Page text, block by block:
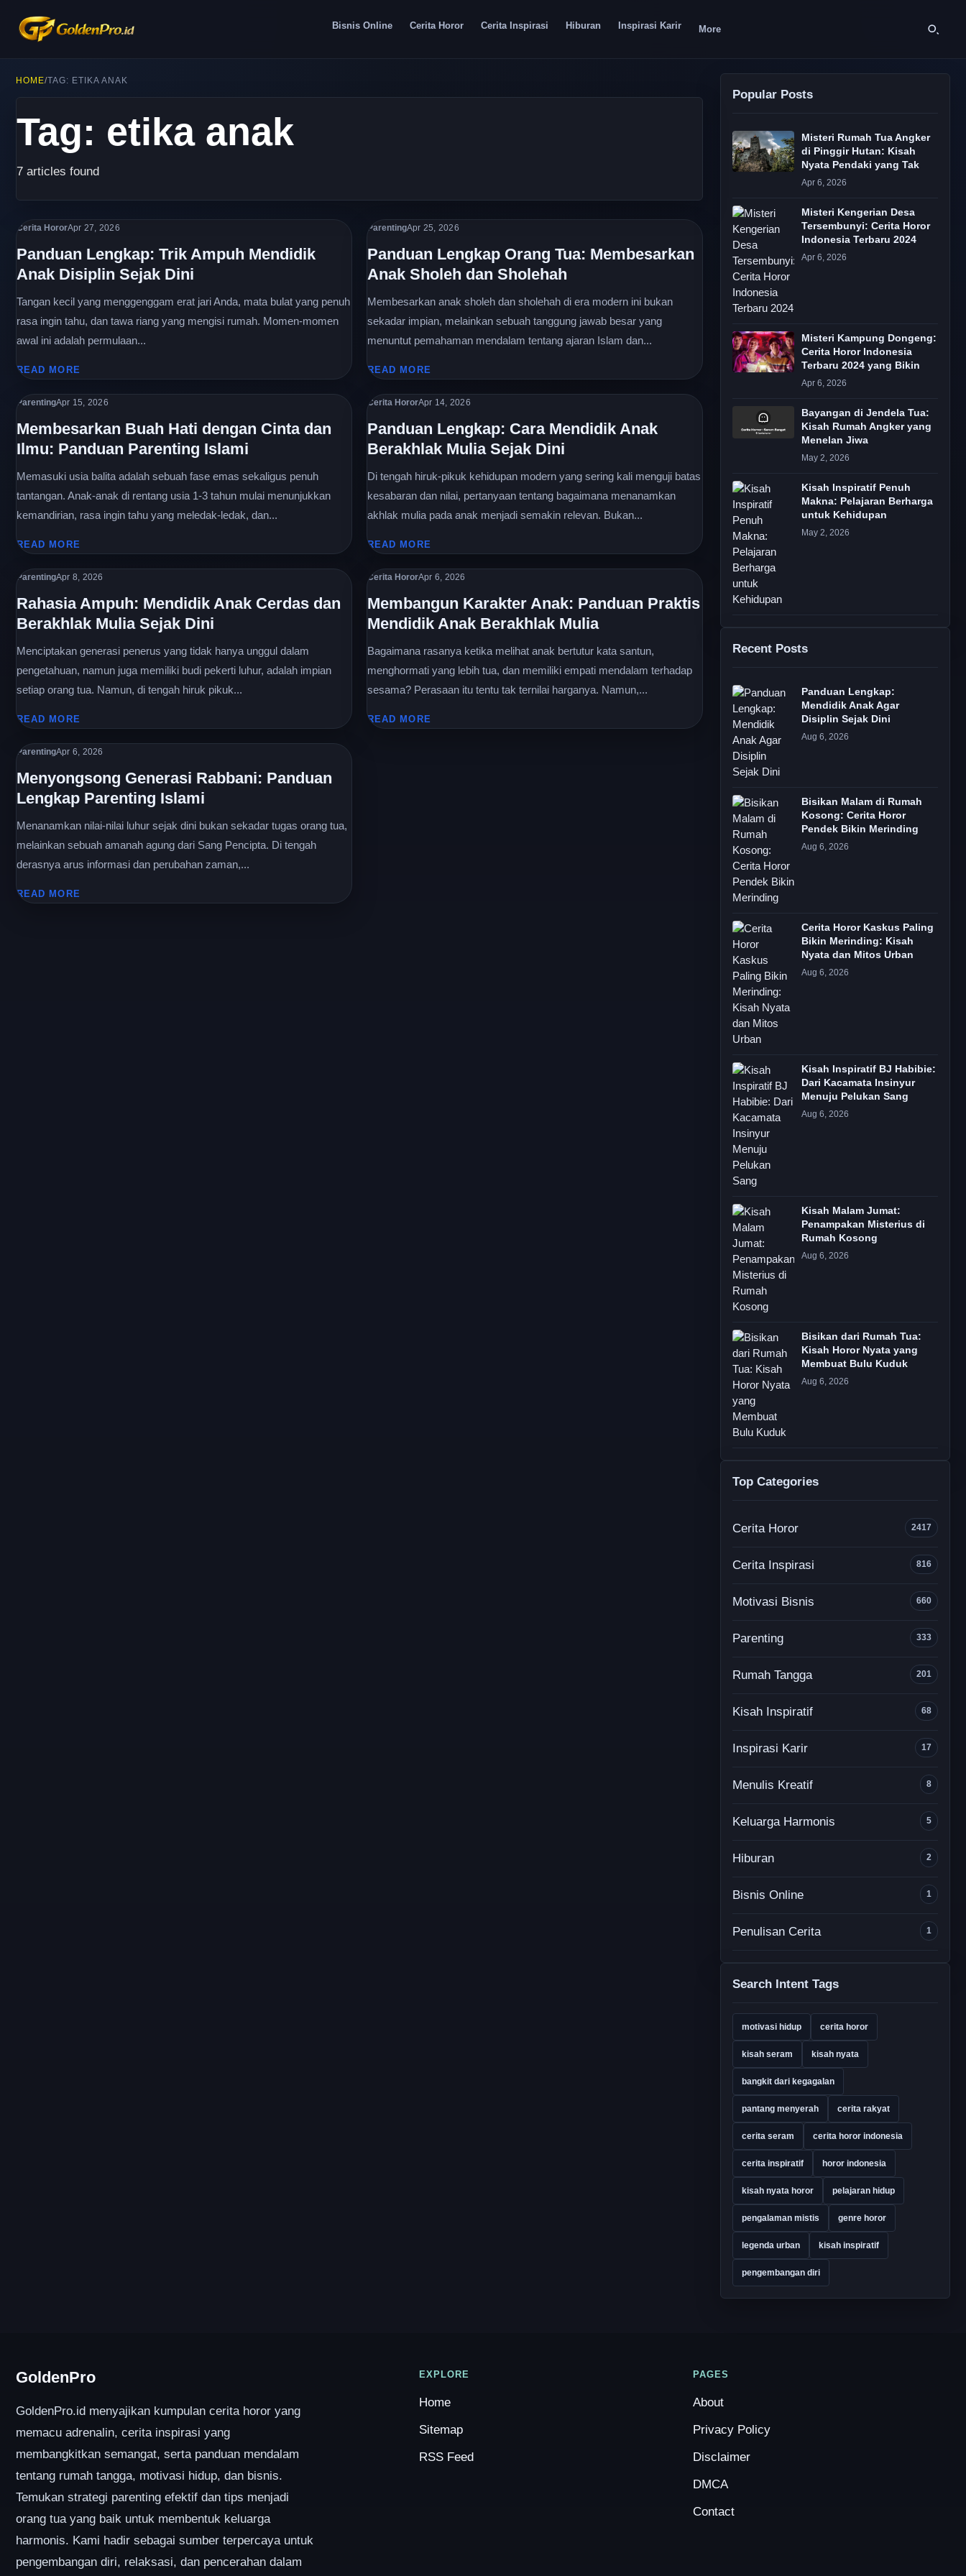
Bisnis Online Cerita Horor Cerita Inspirasi Hiburan Inspirasi Karir More
HOME/TAG: ETIKA ANAK
Tag: etika anak
7 articles found
Cerita HororApr 27, 2026
Panduan Lengkap: Trik Ampuh Mendidik
Anak Disiplin Sejak Dini
Tangan kecil yang menggenggam erat jari Anda, mata bulat yang penuh
rasa ingin tahu, dan tawa riang yang mengisi rumah. Momen-momen
awal ini adalah permulaan...
READ MORE
ParentingApr 25, 2026
Panduan Lengkap Orang Tua: Membesarkan
Anak Sholeh dan Sholehah
Membesarkan anak sholeh dan sholehah di era modern ini bukan
sekadar impian, melainkan sebuah tanggung jawab besar yang
menuntut pemahaman mendalam tentang ajaran Islam dan...
READ MORE
ParentingApr 15, 2026
Membesarkan Buah Hati dengan Cinta dan
Ilmu: Panduan Parenting Islami
Memasuki usia balita adalah sebuah fase emas sekaligus penuh
tantangan. Anak-anak di rentang usia 1-3 tahun mulai menunjukkan
kemandirian, rasa ingin tahu yang meledak-ledak, dan...
READ MORE
Cerita HororApr 14, 2026
Panduan Lengkap: Cara Mendidik Anak
Berakhlak Mulia Sejak Dini
Di tengah hiruk-pikuk kehidupan modern yang sering kali menguji batas
kesabaran dan nilai, pertanyaan tentang bagaimana menanamkan
akhlak mulia pada anak menjadi semakin relevan. Bukan...
READ MORE
ParentingApr 8, 2026
Rahasia Ampuh: Mendidik Anak Cerdas dan
Berakhlak Mulia Sejak Dini
Menciptakan generasi penerus yang tidak hanya unggul dalam
pengetahuan, namun juga memiliki budi pekerti luhur, adalah impian
setiap orang tua. Namun, di tengah hiruk pikuk...
READ MORE
Cerita HororApr 6, 2026
Membangun Karakter Anak: Panduan Praktis
Mendidik Anak Berakhlak Mulia
Bagaimana rasanya ketika melihat anak bertutur kata santun,
menghormati yang lebih tua, dan memiliki empati mendalam terhadap
sesama? Perasaan itu tentu tak ternilai harganya. Namun,...
READ MORE
ParentingApr 6, 2026
Menyongsong Generasi Rabbani: Panduan
Lengkap Parenting Islami
Menanamkan nilai-nilai luhur sejak dini bukan sekadar tugas orang tua,
melainkan sebuah amanah agung dari Sang Pencipta. Di tengah
derasnya arus informasi dan perubahan zaman,...
READ MORE
Popular Posts
Misteri Rumah Tua Angker
di Pinggir Hutan: Kisah
Nyata Pendaki yang Tak
Apr 6, 2026
Misteri Kengerian Desa
Tersembunyi: Cerita Horor
Indonesia Terbaru 2024
Apr 6, 2026
Misteri Kampung Dongeng:
Cerita Horor Indonesia
Terbaru 2024 yang Bikin
Apr 6, 2026
Bayangan di Jendela Tua:
Kisah Rumah Angker yang
Menelan Jiwa
May 2, 2026
Kisah Inspiratif Penuh
Makna: Pelajaran Berharga
untuk Kehidupan
May 2, 2026
Recent Posts
Panduan Lengkap:
Mendidik Anak Agar
Disiplin Sejak Dini
Aug 6, 2026
Bisikan Malam di Rumah
Kosong: Cerita Horor
Pendek Bikin Merinding
Aug 6, 2026
Cerita Horor Kaskus Paling
Bikin Merinding: Kisah
Nyata dan Mitos Urban
Aug 6, 2026
Kisah Inspiratif BJ Habibie:
Dari Kacamata Insinyur
Menuju Pelukan Sang
Aug 6, 2026
Kisah Malam Jumat:
Penampakan Misterius di
Rumah Kosong
Aug 6, 2026
Bisikan dari Rumah Tua:
Kisah Horor Nyata yang
Membuat Bulu Kuduk
Aug 6, 2026
Top Categories
Cerita Horor 2417
Cerita Inspirasi 816
Motivasi Bisnis 660
Parenting 333
Rumah Tangga 201
Kisah Inspiratif 68
Inspirasi Karir 17
Menulis Kreatif 8
Keluarga Harmonis 5
Hiburan 2
Bisnis Online 1
Penulisan Cerita 1
Search Intent Tags
motivasi hidup cerita horor
kisah seram kisah nyata
bangkit dari kegagalan
pantang menyerah cerita rakyat
cerita seram cerita horor indonesia
cerita inspiratif horor indonesia
kisah nyata horor pelajaran hidup
pengalaman mistis genre horor
legenda urban kisah inspiratif
pengembangan diri
GoldenPro
GoldenPro.id menyajikan kumpulan cerita horor yang
memacu adrenalin, cerita inspirasi yang
membangkitkan semangat, serta panduan mendalam
tentang rumah tangga, motivasi hidup, dan bisnis.
Temukan strategi parenting efektif dan tips menjadi
orang tua yang baik untuk membentuk keluarga
harmonis. Kami hadir sebagai sumber terpercaya untuk
pengembangan diri, relaksasi, dan pencerahan dalam
EXPLORE
Home
Sitemap
RSS Feed
PAGES
About
Privacy Policy
Disclaimer
DMCA
Contact